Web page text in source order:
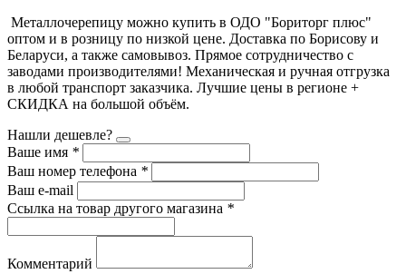
Металлочерепицу можно купить в ОДО "Бориторг плюс"
оптом и в розницу по низкой цене. Доставка по Борисову и
Беларуси, а также самовывоз. Прямое сотрудничество с
заводами производителями! Механическая и ручная отгрузка
в любой транспорт заказчика. Лучшие цены в регионе +
СКИДКА на большой объём.
Нашли дешевле?
Ваше имя *
Ваш номер телефона *
Ваш e-mail
Ссылка на товар другого магазина *
Комментарий